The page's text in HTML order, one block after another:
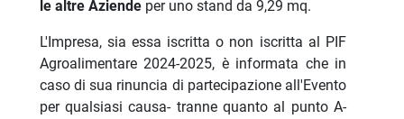
le altre Aziendeper uno stand da 9,29 mq.
L'Impresa, sia essa iscritta o non iscritta al PIF
Agroalimentare 2024-2025, è informata che in
caso di sua rinuncia di partecipazione all'Evento
per qualsiasi causa- tranne quanto al punto A-